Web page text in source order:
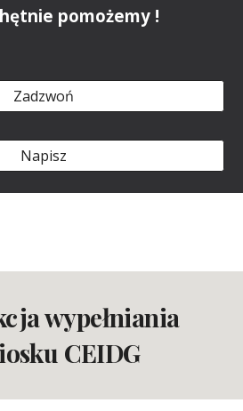
pomożemy !
Zadzwoń
Napisz
wypełniania
CEIDG